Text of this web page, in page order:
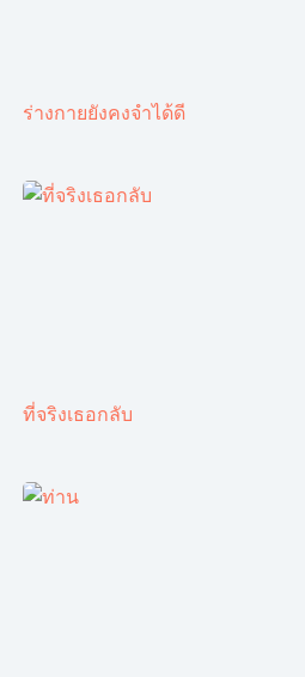
ร่างกายยังคงจำได้ดี
ที่จริงเธอกลับ